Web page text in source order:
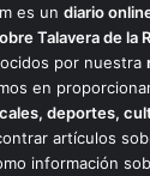
es un diario
Talavera de la
por nuestra
en
deportes,
artículos
información